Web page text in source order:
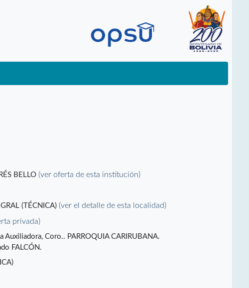
BELLO(ver oferta de esta institución)
(TÉCNICA)(ver el detalle de esta localidad)
privada)
Auxiliadora, Coro.. PARROQUIA CARIRUBANA.
FALCÓN.